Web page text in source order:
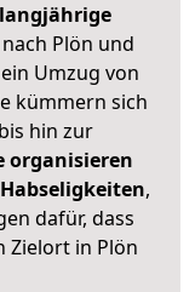
langjährige
Plön und
Umzug von
kümmern sich
hin zur
organisieren
,
dafür, dass
Zielort in Plön